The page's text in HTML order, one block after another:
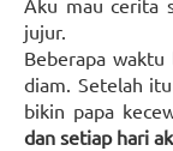
Aku mau cerita
jujur.
Beberapa
diam. Setelah
bikin papa
dan setiap hari